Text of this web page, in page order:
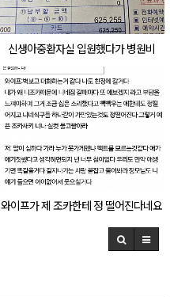
신생아중환자실 입원했다가 병원비
1000ㅁ,언이 나왔다....
와이프가 제 조카한테 정 떨어진다네요